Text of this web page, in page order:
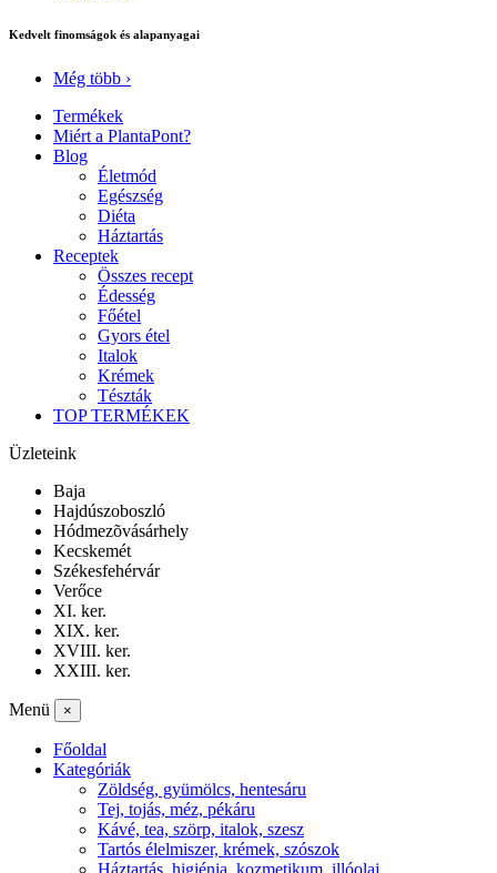
Kedvelt finomságok és alapanyagai
Még több ›
Termékek
Miért a PlantaPont?
Blog
Életmód
Egészség
Diéta
Háztartás
Receptek
Összes recept
Édesség
Főétel
Gyors étel
Italok
Krémek
Tészták
TOP TERMÉKEK
Üzleteink
Baja
Hajdúszoboszló
Hódmezõvásárhely
Kecskemét
Székesfehérvár
Verőce
XI. ker.
XIX. ker.
XVIII. ker.
XXIII. ker.
Menü ×
Főoldal
Kategóriák
Zöldség, gyümölcs, hentesáru
Tej, tojás, méz, pékáru
Kávé, tea, szörp, italok, szesz
Tartós élelmiszer, krémek, szószok
Háztartás, higiénia, kozmetikum, illóolaj